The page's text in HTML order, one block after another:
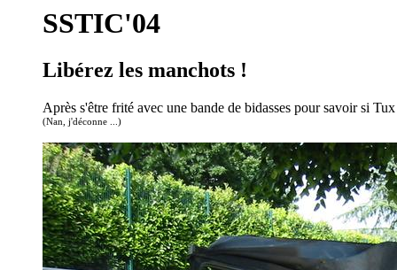
SSTIC'04
Libérez les manchots !
Après s'être frité avec une bande de bidasses pour savoir si
(Nan, j'déconne ...)